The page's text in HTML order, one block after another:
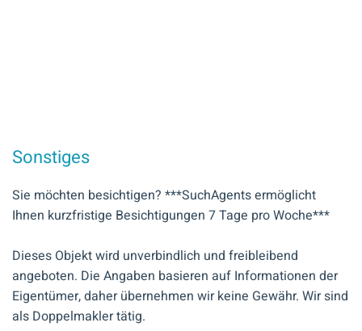
Sonstiges
Sie möchten besichtigen? ***SuchAgents ermöglicht
Ihnen kurzfristige Besichtigungen 7 Tage pro Woche***
Dieses Objekt wird unverbindlich und freibleibend
angeboten. Die Angaben basieren auf Informationen der
Eigentümer, daher übernehmen wir keine Gewähr. Wir sind
als Doppelmakler tätig.